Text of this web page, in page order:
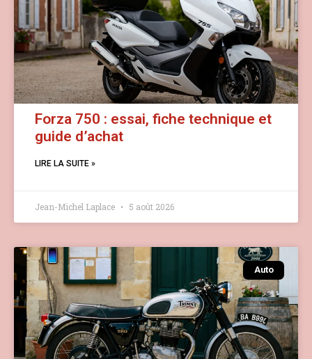
Forza 750 : essai, fiche technique et
guide d’achat
LIRE LA SUITE »
Jean-Michel Laplace 5 août 2026
Auto